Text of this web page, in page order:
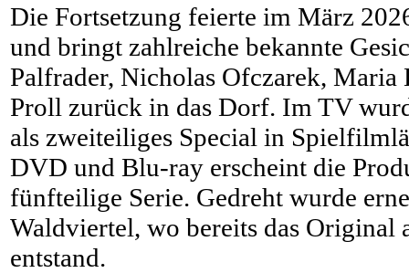
Die Fortsetzung feierte im März
und bringt zahlreiche bekannte
Palfrader, Nicholas Ofczarek, Maria
Proll zurück in das Dorf. Im TV
als zweiteiliges Special in
DVD und Blu-ray erscheint die
fünfteilige Serie. Gedreht wurde
Waldviertel, wo bereits das Original
entstand.